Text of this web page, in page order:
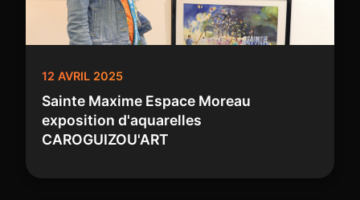
12 AVRIL 2025
Sainte Maxime Espace Moreau
exposition d'aquarelles
CAROGUIZOU'ART